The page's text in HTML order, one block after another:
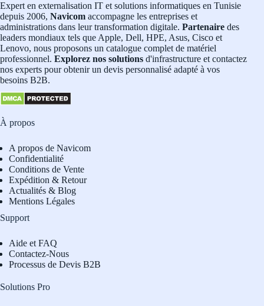
Expert en externalisation IT et solutions informatiques en Tunisie
depuis 2006, Navicom accompagne les entreprises et
administrations dans leur transformation digitale. Partenaire des
leaders mondiaux tels que Apple, Dell, HPE, Asus, Cisco et
Lenovo, nous proposons un catalogue complet de matériel
professionnel. Explorez nos solutions d'infrastructure et contactez
nos experts pour obtenir un devis personnalisé adapté à vos
besoins B2B.
À propos
A propos de Navicom
Confidentialité
Conditions de Vente
Expédition & Retour
Actualités & Blog
Mentions Légales
Support
Aide et FAQ
Contactez-Nous
Processus de Devis B2B
Solutions Pro